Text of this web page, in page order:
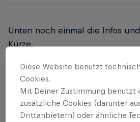
Unten noch einmal die Infos
Kürze.
Finale der Männer:
In einem spektakulären Finale
Gesamtweltcup-Sieger Reece
Diese Website benutzt
Cookies.
Mit Deiner Zustimmung benutzt
zusätzliche Cookies (darunter
Drittanbietern) oder ähnliche